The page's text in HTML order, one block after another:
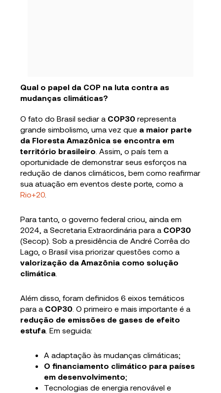
Qual o papel da COP na luta contra as
mudanças climáticas?
O fato do Brasil sediar a COP30representa
grande simbolismo, uma vez que a maior parte
da Floresta Amazônica se encontra em
território brasileiro . Assim, o país tem a
oportunidade de demonstrar seus esforços na
redução de danos climáticos, bem como reafirmar
sua atuação em eventos deste porte, como a
Rio+20
Para tanto, o governo federal criou, ainda em
2024, a Secretaria Extraordinária para a COP30
(Secop). Sob a presidência de André Corrêa do
Lago, o Brasil visa priorizar questões como a
valorização da Amazônia como solução
climática
Além disso, foram definidos 6 eixos temáticos
para a COP30 . O primeiro e mais importante é a
redução de emissões de gases de efeito
estufa . Em seguida:
A adaptação às mudanças climáticas;
O financiamento climático para países
em desenvolvimento;
Tecnologias de energia renovável e